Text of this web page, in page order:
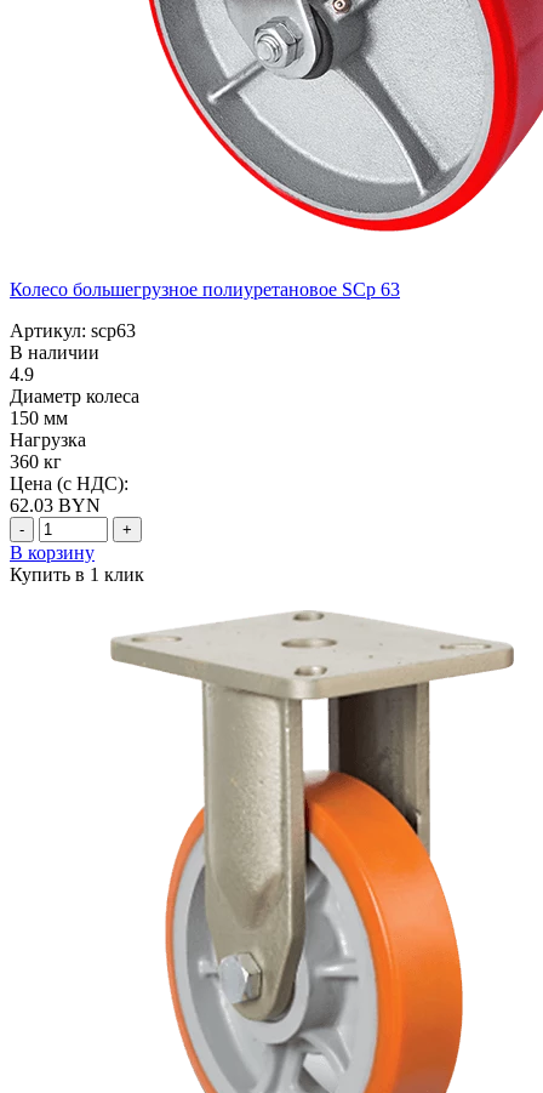
Колесо большегрузное полиуретановое SCp 63
Артикул: scp63
В наличии
4.9
Диаметр колеса
150 мм
Нагрузка
360 кг
Цена (с НДС):
62.03 BYN
- +
В корзину
Купить в 1 клик